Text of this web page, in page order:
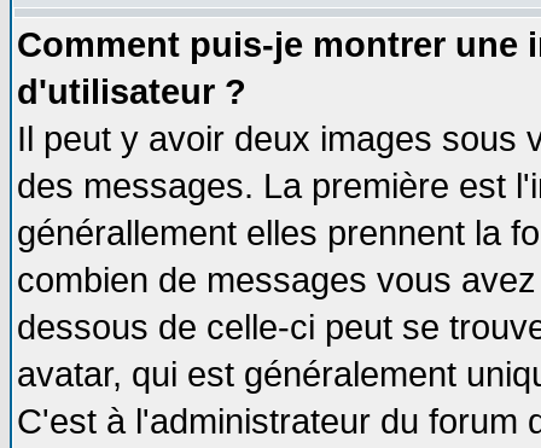
Comment puis-je montrer une
d'utilisateur ?
Il peut y avoir deux images sous
des messages. La première est
générallement elles prennent la
combien de messages vous
dessous de celle-ci peut se
avatar, qui est généralement
C'est à l'administrateur du forum